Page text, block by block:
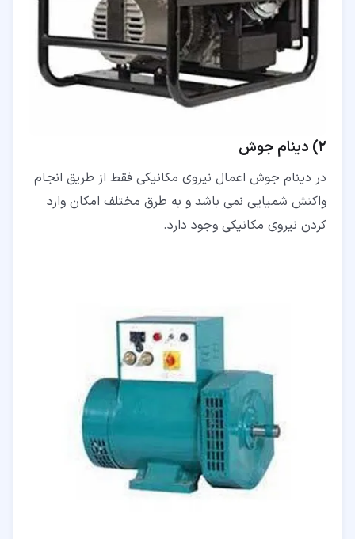
2) دینام جوش
در دینام جوش اعمال نیروی مکانیکی فقط از طریق انجام
واکنش شمیایی نمی باشد و به طرق مختلف امکان وارد
کردن نیروی مکانیکی وجود دارد.